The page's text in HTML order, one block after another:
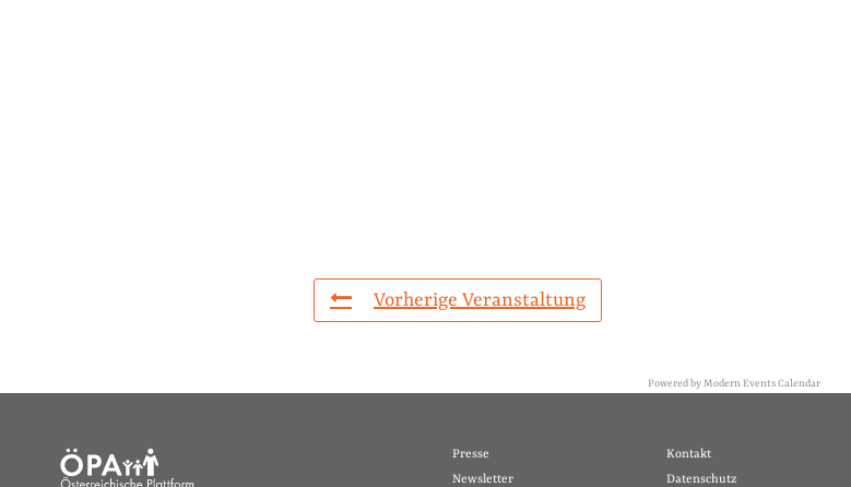
Vorherige Veranstaltung
Powered byModern Events Calendar
Presse
Newsletter
Kontakt
Datenschutz